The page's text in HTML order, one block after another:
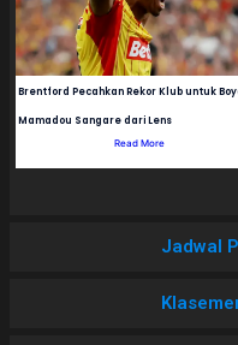
Brentford Pecahkan Rekor Klub untuk
Mamadou Sangare dari Lens
Read More
Jadwal